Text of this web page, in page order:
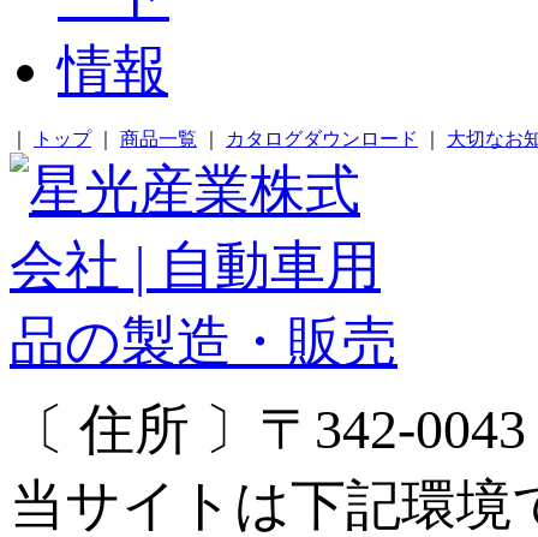
トップ｜ 商品一覧 カタログダウンロード 大切なお
〔 住所 〕〒342-
当サイトは下記環